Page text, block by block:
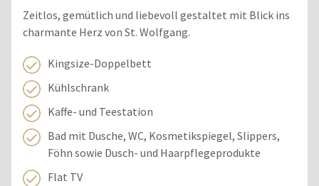
Zeitlos, gemütlich und liebevoll gestaltet mit Blick ins
charmante Herz von St. Wolfgang.
Kingsize-Doppelbett
Kühlschrank
Kaffe- und Teestation
Bad mit Dusche, WC, Kosmetikspiegel, Slippers,
Föhn sowie Dusch- und Haarpflegeprodukte
Flat TV